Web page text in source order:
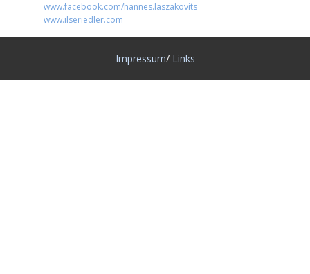
www.facebook.com/hannes.laszakovits
www.ilseriedler.com
Impressum/ Links